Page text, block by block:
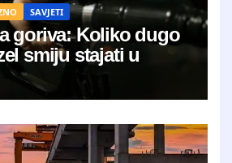
SAVJETI
goriva: Koliko dugo
smiju stajati u